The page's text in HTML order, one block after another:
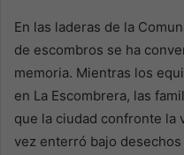
En las laderas de la
de escombros se ha
memoria. Mientras los
en La Escombrera, las
que la ciudad confronte la
vez enterró bajo